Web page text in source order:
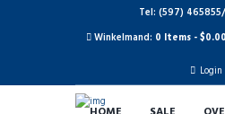
Tel: (597)
Winkelmand: 0 Items-$0.00
Login